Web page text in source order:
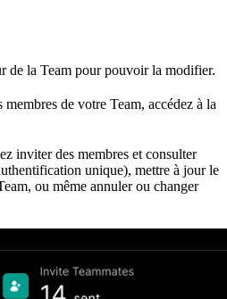
de la Team pour pouvoir la modifier.
de votre Team, accédez à la
inviter des membres et consulter
unique), mettre à jour le
ou même annuler ou changer